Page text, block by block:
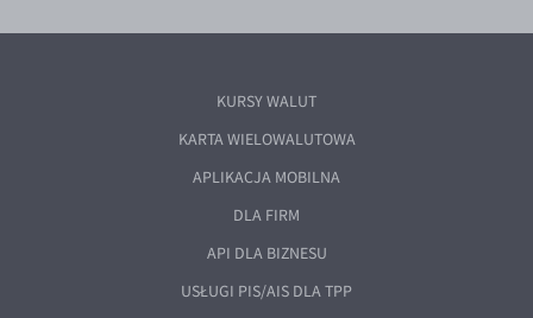
KURSY WALUT
KARTA WIELOWALUTOWA
APLIKACJA MOBILNA
DLA FIRM
API DLA BIZNESU
USŁUGI PIS/AIS DLA TPP